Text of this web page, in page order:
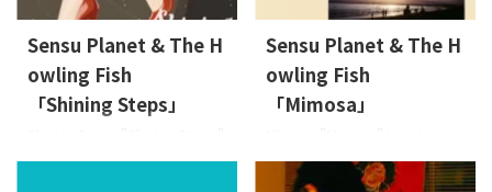
the Music 甘くポップなR&Bサ
ずかしさとワクワク、笑顔を向
けたり話したり一緒に歩きた
い気持ちを描いた素直な歌詞
が胸をときめかせるナンバ
JAN: 4573529370856 About
ドキと、音に揺れる浮遊感と高
まり。「Magic Veil」は感情の
波までそっと揺らしながら、
Sensu Planet & The H
owling Fish
「Shining Steps」
is out now. Released on: 2025-
Sensu Planet & The H
owling Fish
「Mimosa」
Released on: 2024-9-18 Lyrics:
Osier, Sensu PlanetMusic: